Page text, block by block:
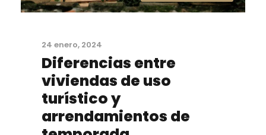
24 enero, 2024
Diferencias entre
viviendas de uso
turístico y
arrendamientos de